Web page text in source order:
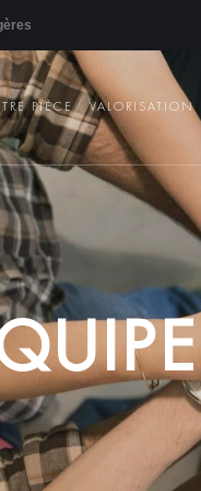
PIÈCE VALORISATION
UIPE